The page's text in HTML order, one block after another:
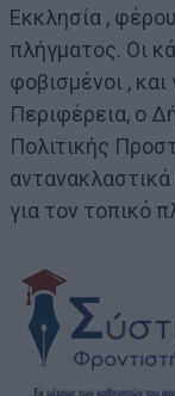
Εκκλησία ,
πλήγματος. Οι
φοβισμένοι ,
Περιφέρεια, ο
Πολιτικής
για τον τοπικό